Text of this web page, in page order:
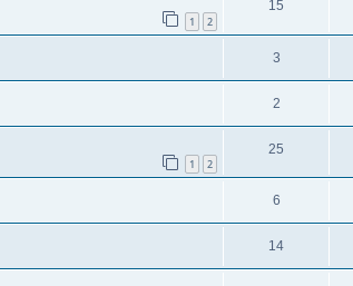
1 2
15
3
2
1 2
25
6
14